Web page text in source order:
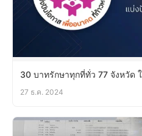
30 บาทรักษาทุกที่ทั่ว 77 จังหวัด
27 ธ.ค. 2024